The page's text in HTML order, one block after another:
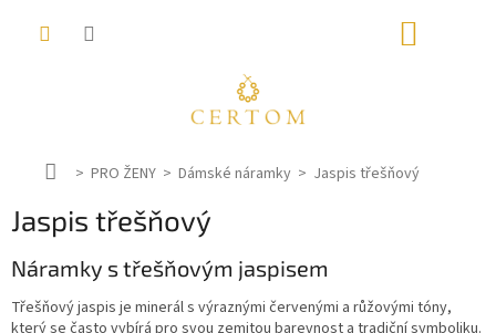
D
m
PRO ŽENY Dámské náramky Jaspis třešňový
Jaspis třešňový
Náramky s třešňovým jaspisem
Třešňový jaspis je minerál s výraznými červenými a růžovými tóny,